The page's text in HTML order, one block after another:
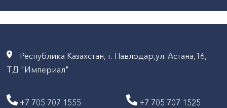
Республика Казахстан, г. Павлодар,ул. Астана,16,
ТД "Империал"
+7 705 707 1555 +7 705 707 1525